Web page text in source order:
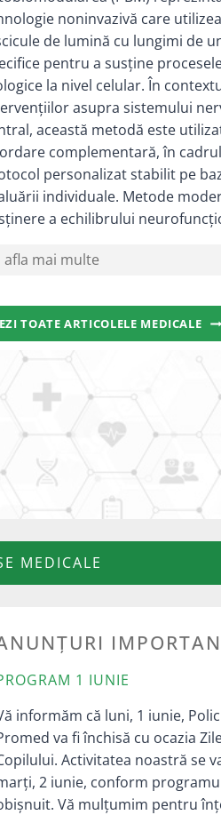
noninvazivă care
de lumină cu lungimi de
pentru a susține
la nivel celular. În
asupra sistemului
această metodă este
complementară, în
personalizat stabilit pe
individuale. Metode
a echilibrului
afla mai multe
TOATE ARTICOLELE MEDICALEVEZI
MEDICALE
1 IUNIE
informăm că luni, 1 iunie,
va fi închisă cu ocazia
Activitatea noastră se
2 iunie, conform
Vă mulțumim pentru